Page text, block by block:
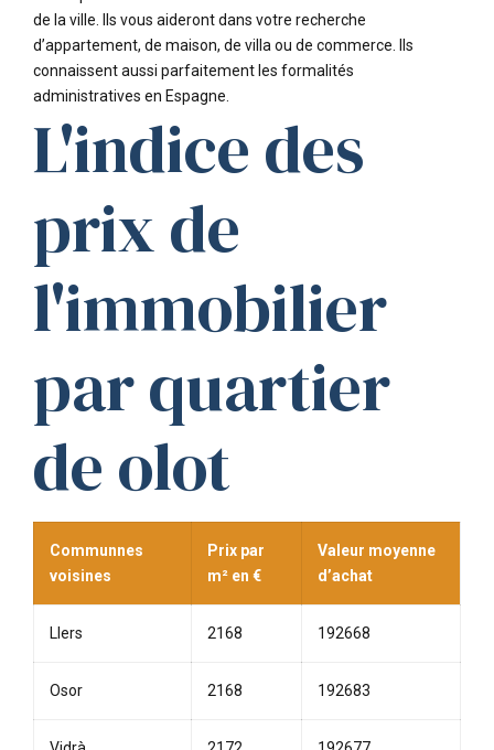
de la ville. Ils vous aideront dans votre recherche
d’appartement, de maison, de villa ou de commerce. Ils
connaissent aussi parfaitement les formalités
administratives en Espagne.
L'indice des
prix de
l'immobilier
par quartier
de olot
Communnes
voisines
Prix par
m² en €
Valeur moyenne
d’achat
Llers 2168 192668
Osor 2168 192683